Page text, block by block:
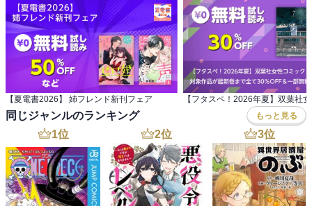
【夏電書2026】 姉フレンド新刊フェア
同じジャンルのランキング もっと見る
1位 2位 3位